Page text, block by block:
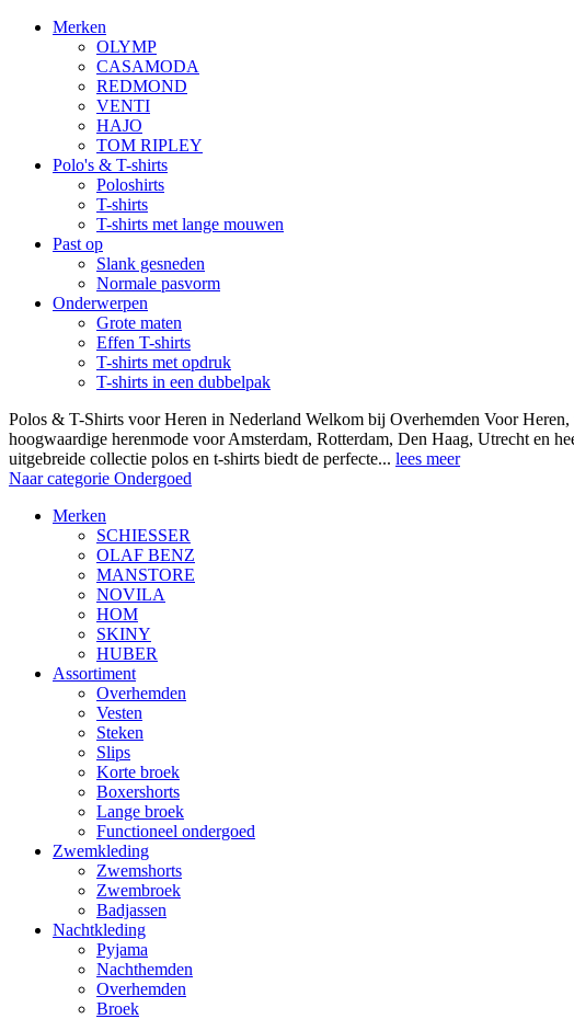
Merken
OLYMP
CASAMODA
REDMOND
VENTI
HAJO
TOM RIPLEY
Polo's & T-shirts
Poloshirts
T-shirts
T-shirts met lange mouwen
Past op
Slank gesneden
Normale pasvorm
Onderwerpen
Grote maten
Effen T-shirts
T-shirts met opdruk
T-shirts in een dubbelpak
Polos & T-Shirts voor Heren in Nederland Welkom bij Overhemden Voor Heren,
hoogwaardige herenmode voor Amsterdam, Rotterdam, Den Haag, Utrecht en
uitgebreide collectie polos en t-shirts biedt de perfecte... lees meer
Naar categorie Ondergoed
Merken
SCHIESSER
OLAF BENZ
MANSTORE
NOVILA
HOM
SKINY
HUBER
Assortiment
Overhemden
Vesten
Steken
Slips
Korte broek
Boxershorts
Lange broek
Functioneel ondergoed
Zwemkleding
Zwemshorts
Zwembroek
Badjassen
Nachtkleding
Pyjama
Nachthemden
Overhemden
Broek